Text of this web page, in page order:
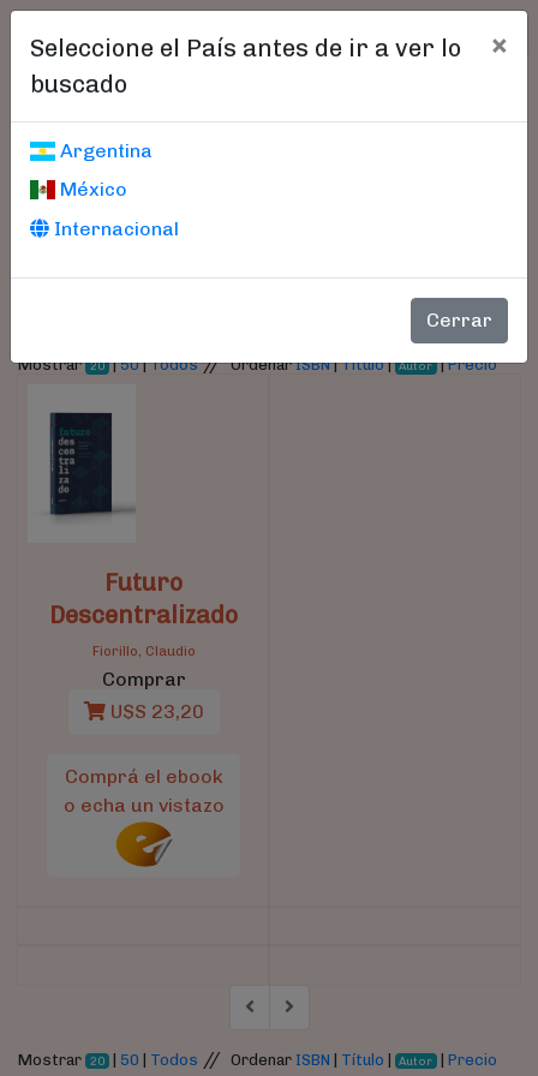
Seleccione el País antes de ir a ver lo
buscado
×
Argentina
México
Internacional
Cerrar
Libros encontrados
Parámetros
Mostrar 20 |50|Todos//OrdenarISBN|Título| Autor |Precio
Futuro
Descentralizado
Fiorillo, Claudio
Comprar
U$S 23,20
Comprá el ebook
o echa un vistazo
Mostrar 20 | 50 Todos // Ordenar ISBN Título Autor |Precio